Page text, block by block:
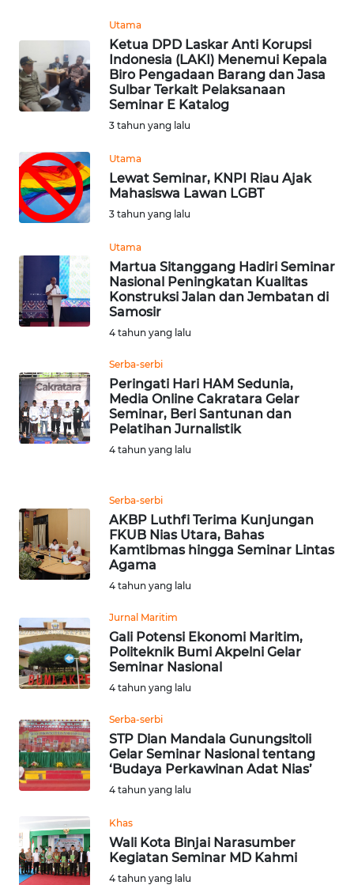
Utama
Ketua DPD Laskar Anti Korupsi
Indonesia (LAKI) Menemui Kepala
Biro Pengadaan Barang dan Jasa
Sulbar Terkait Pelaksanaan
Seminar E Katalog
3 tahun yang lalu
Utama
Lewat Seminar, KNPI Riau Ajak
Mahasiswa Lawan LGBT
3 tahun yang lalu
Utama
Martua Sitanggang Hadiri Seminar
Nasional Peningkatan Kualitas
Konstruksi Jalan dan Jembatan di
Samosir
4 tahun yang lalu
Serba-serbi
Peringati Hari HAM Sedunia,
Media Online Cakratara Gelar
Seminar, Beri Santunan dan
Pelatihan Jurnalistik
4 tahun yang lalu
Serba-serbi
AKBP Luthfi Terima Kunjungan
FKUB Nias Utara, Bahas
Kamtibmas hingga Seminar Lintas
Agama
4 tahun yang lalu
Jurnal Maritim
Gali Potensi Ekonomi Maritim,
Politeknik Bumi Akpelni Gelar
Seminar Nasional
4 tahun yang lalu
Serba-serbi
STP Dian Mandala Gunungsitoli
Gelar Seminar Nasional tentang
‘Budaya Perkawinan Adat Nias’
4 tahun yang lalu
Khas
Wali Kota Binjai Narasumber
Kegiatan Seminar MD Kahmi
4 tahun yang lalu
WN
KALTARA
WN
KALSEL
WN
KALTIM
WN
WN
GORONTALO
WN
WN
MALUKU
WN
WN
DAIRI
WN
DANAU
WN
NIAS
WN
TAPANULI
SELATAN
WN
TANJUNG
LESUNG